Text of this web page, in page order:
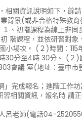
關資訊說明如下，餘
背景(或非合格特殊教
、初階課程為線上非同
階課程，並依研習對象
場次。 (２)時間：115
30分至4時 30分。 (２)
會議 室(地址：臺中市
完成報名；進階工作坊
相關資訊，報名時 請
呂老師(電話04-